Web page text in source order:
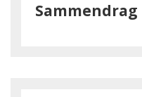
Sammendrag